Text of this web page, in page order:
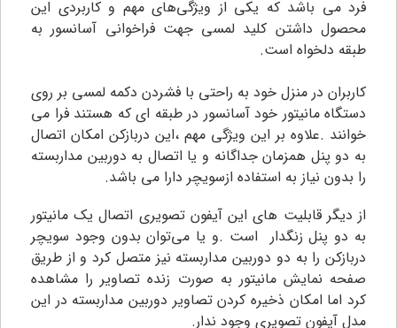
فرد می باشد که یکی از ویژگی‌های مهم و کاربردی این
محصول داشتن کلید لمسی جهت فراخوانی آسانسور به
طبقه دلخواه است.
کاربران در منزل خود به راحتی با فشردن دکمه لمسی بر روی
دستگاه مانیتور خود آسانسور در طبقه ای که هستند فرا می
خوانند .علاوه بر این ویژگی مهم ،این دربازکن امکان اتصال
به دو پنل همزمان جداگانه و یا اتصال به دوربین مداربسته
را بدون نیاز به استفاده ازسویچر دارا می باشد.
از دیگر قابلیت های اين آیفون تصویری اتصال یک مانیتور
به دو پنل زنگدار است .و یا می‌توان بدون وجود سویچر
دربازکن را به دو دوربین مداربسته نیز متصل کرد و از طریق
صفحه نمایش مانیتور به صورت‌ زنده تصاویر را مشاهده
کرد اما امکان ذخیره کردن تصاویر دوربین مداربسته در این
مدل آیفون تصویری وجود ندار.